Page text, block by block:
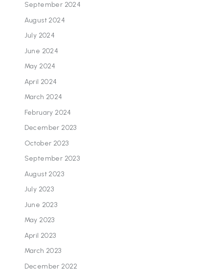
September 2024
August 2024
July 2024
June 2024
May 2024
April 2024
March 2024
February 2024
December 2023
October 2023
September 2023
August 2023
July 2023
June 2023
May 2023
April 2023
March 2023
December 2022